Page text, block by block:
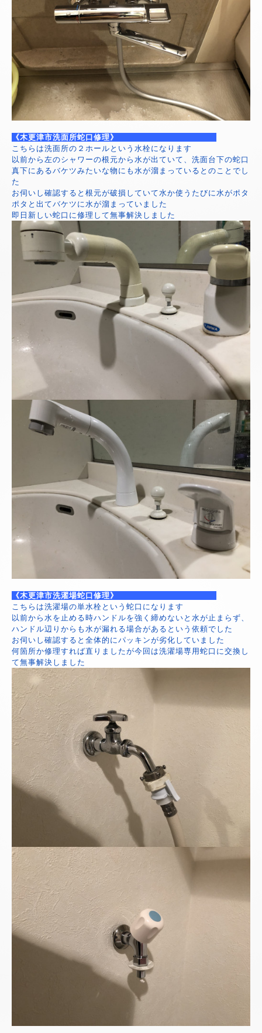
《木更津市洗面所蛇口修理》
こちらは洗面所の２ホールという水栓になります
以前から左のシャワーの根元から水が出ていて、洗面台下の蛇口
真下にあるバケツみたいな物にも水が溜まっているとのことでし
た
お伺いし確認すると根元が破損していて水か使うたびに水がポタ
ポタと出てバケツに水が溜まっていました
即日新しい蛇口に修理して無事解決しました
《木更津市洗濯場蛇口修理》
こちらは洗濯場の単水栓という蛇口になります
以前から水を止める時ハンドルを強く締めないと水が止まらず、
ハンドル辺りからも水が漏れる場合があるという依頼でした
お伺いし確認すると全体的にパッキンが劣化していました
何箇所か修理すれば直りましたが今回は洗濯場専用蛇口に交換し
て無事解決しました